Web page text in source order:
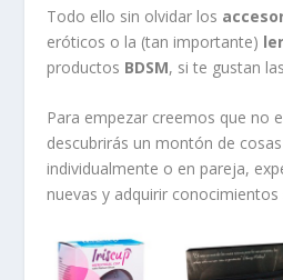
Todo ello sin olvidar los
eróticos o la (tan importante)
productos BDSM, si te gustan
Para empezar creemos que no
descubrirás un montón de
individualmente o en pareja,
nuevas y adquirir